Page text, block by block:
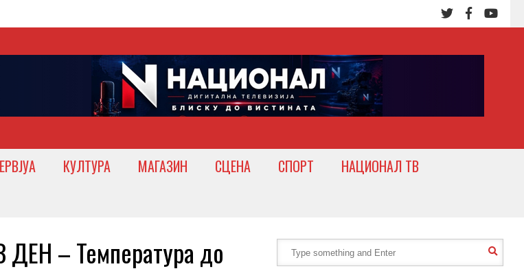
КУЛТУРА МАГАЗИН СЦЕНА СПОРТ
НАЦИОНАЛ ТВ
– Температура до